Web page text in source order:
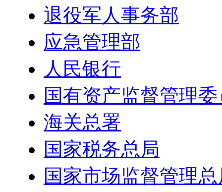
退役军人事务部
应急管理部
人民银行
国有资产监督管理
海关总署
国家税务总局
国家市场监督管理